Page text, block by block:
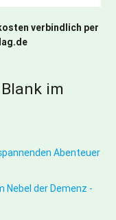
verbindlich per
im
Abenteuer
Nebel der Demenz -